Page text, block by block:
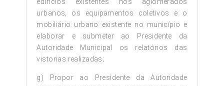
urbanos, os equipamentos coletivos e o
mobiliário urbano existente no município e
elaborar e submeter ao Presidente da
Autoridade Municipal os relatórios das
vistorias realizadas;
g) Propor ao Presidente da Autoridade